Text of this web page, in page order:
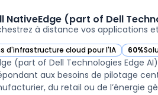
NativeEdge (part of Dell
à distance vos applications
d'infrastructure cloud pour l'IA
(part of Dell Technologies Edge
60%
— voir
(part of Dell Technologies Edge
aux besoins de pilotage